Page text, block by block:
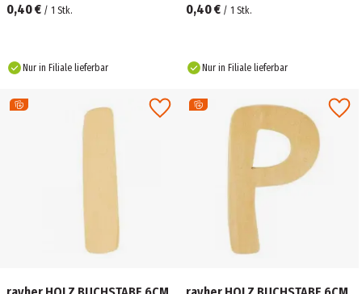
0,40 € / 1 Stk.
Nur in Filiale lieferbar
0,40 € / 1 Stk.
Nur in Filiale lieferbar